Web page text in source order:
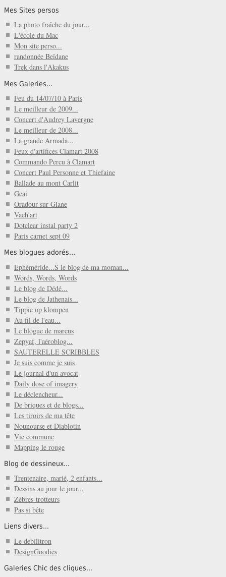
Mes Sites persos
La photo fraîche du jour...
L'école du Mac
Mon site perso...
randonnée Beïdane
Trek dans l'Akakus
Mes Galeries...
Feu du 14/07/10 à Paris
Le meilleur de 2009...
Concert d'Audrey Lavergne
Le meilleur de 2008...
La grande Armada...
Feux d'artifices Clamart 2008
Commando Percu à Clamart
Concert Paul Personne et Thiefaine
Ballade au mont Carlit
Geai
Oradour sur Glane
Vach'art
Dotclear instal party 2
Paris carnet sept 09
Mes blogues adorés…
Ephéméride...S le blog de ma moman...
Words, Words, Words
Le blog de Dédé...
Le blog de Jathenais...
Tippie op klompen
Au fil de l'eau...
Le blogue de marcus
Zepyaf, l'aéroblog...
SAUTERELLE SCRIBBLES
Je suis comme je suis
Le journal d'un avocat
Daily dose of imagery
Le déclencheur...
De briques et de blogs...
Les tiroirs de ma tête
Nounourse et Diablotin
Vie commune
Mapping le rouge
Blog de dessineux...
Trentenaire, marié, 2 enfants...
Dessins au jour le jour...
Zèbres-trotteurs
Pas si bête
Liens divers...
Le debilitron
DesignGoodies
Galeries Chic des cliques...